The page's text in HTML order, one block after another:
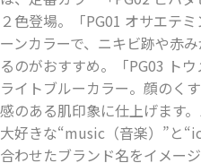
２⾊登場。「PG01 オサエテ
ーンカラーで、ニキビ跡や⾚
るのがおすすめ。「PG03 ト
ライトブルーカラー。顔のく
感のある肌印象に仕上げます
⼤好きな“music（⾳楽）”と
合わせたブランド名をイメー